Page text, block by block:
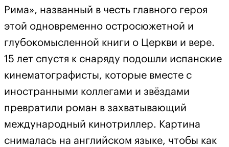
Рима», названный в честь главного героя
этой одновременно остросюжетной и
глубокомысленной книги о Церкви и вере.
15 лет спустя к снаряду подошли испанские
кинематографисты, которые вместе с
иностранными коллегами и звёздами
превратили роман в захватывающий
международный кинотриллер. Картина
снималась на английском языке, чтобы как